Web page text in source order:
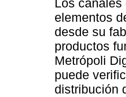
Los
elementos
desde su
productos
Metrópoli
puede
distribución